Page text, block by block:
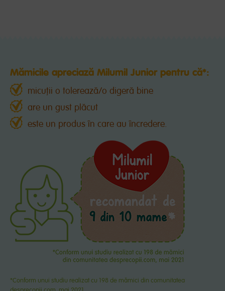
Mămicile apreciază Milumil Junior pentru că*:
micuții o tolerează/o digeră bine
are un gust plăcut
este un produs în care au încredere.
*Conform unui studiu realizat cu 198 de mămici din comunitatea